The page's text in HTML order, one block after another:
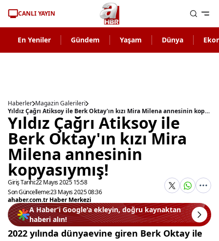
CANLI YAYIN
En Yeniler Gündem Yaşam Dünya
Haberler Magazin Galerileri
Yıldız Çağrı Atiksoy ile Berk Oktay'ın kızı Mira Milena annesinin kopyasıymış!
Yıldız Çağrı Atiksoy ile
Berk Oktay'ın kızı Mira
Milena annesinin
kopyasıymış!
Giriş Tarihi:22 Mayıs 2025 15:58
Son Güncelleme:23 Mayıs 2025 08:36
ahaber.com.tr Haber Merkezi
A Haber’i Google'a ekleyin, doğru kaynaktan
haberi alın!
2022 yılında dünyaevine giren Berk Oktay ile